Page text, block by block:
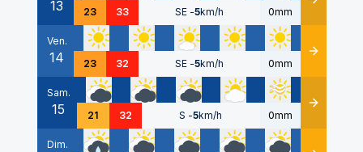
13 23 33 SE -5km/h 0mm Détails
Ven.
14 23 32 SE -5km/h 0mm Détails
Sam.
15 21 32 S -5km/h 0mm Détails
Dim.